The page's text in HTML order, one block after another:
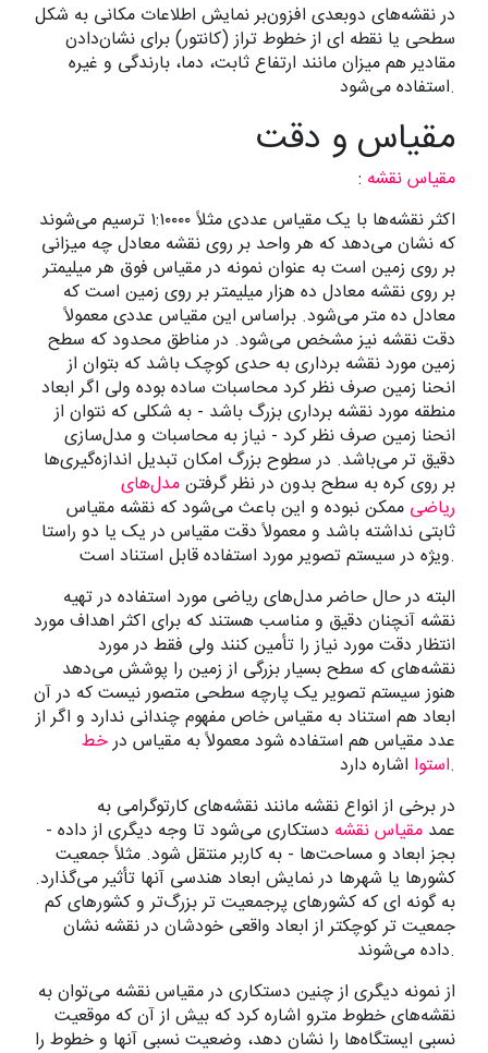
در نقشه‌های دوبعدی افزون‌بر نمایش اطلاعات مکانی به شکل
سطحی یا نقطه ای از خطوط تراز (کانتور) برای نشان‌دادن
مقادیر هم میزان مانند ارتفاع ثابت، دما، بارندگی و غیره
استفاده می‌شود.
مقیاس و دقت
: مقیاس نقشه
اکثر نقشه‌ها با یک مقیاس عددی مثلاً ۱:۱۰۰۰۰ ترسیم می‌شوند
که نشان می‌دهد که هر واحد بر روی نقشه معادل چه میزانی
بر روی زمین است به عنوان نمونه در مقیاس فوق هر میلیمتر
بر روی نقشه معادل ده هزار میلیمتر بر روی زمین است که
معادل ده متر می‌شود. براساس این مقیاس عددی معمولاً
دقت نقشه نیز مشخص می‌شود. در مناطق محدود که سطح
زمین مورد نقشه برداری به حدی کوچک باشد که بتوان از
انحنا زمین صرف نظر کرد محاسبات ساده بوده ولی اگر ابعاد
منطقه مورد نقشه برداری بزرگ باشد - به شکلی که نتوان از
انحنا زمین صرف نظر کرد - نیاز به محاسبات و مدل‌سازی
دقیق تر می‌باشد. در سطوح بزرگ امکان تبدیل اندازه‌گیری‌ها
بر روی کره به سطح بدون در نظر گرفتنمدل‌های
ریاضی ممکن نبوده و این باعث می‌شود که نقشه مقیاس
ثابتی نداشته باشد و معمولاً دقت مقیاس در یک یا دو راستا
ویژه در سیستم تصویر مورد استفاده قابل استناد است.
البته در حال حاضر مدل‌های ریاضی مورد استفاده در تهیه
نقشه آنچنان دقیق و مناسب هستند که برای اکثر اهداف مورد
انتظار دقت مورد نیاز را تأمین کنند ولی فقط در مورد
نقشه‌های که سطح بسیار بزرگی از زمین را پوشش می‌دهد
هنوز سیستم تصویر یک پارچه سطحی متصور نیست که در آن
ابعاد هم استناد به مقیاس خاص مفهوم چندانی ندارد و اگر از
عدد مقیاس هم استفاده شود معمولاً به مقیاس درخط
استوااشاره دارد.
در برخی از انواع نقشه مانند نقشه‌های کارتوگرامی به
عمد مقیاس نقشه دستکاری می‌شود تا وجه دیگری از داده -
بجز ابعاد و مساحت‌ها - به کاربر منتقل شود. مثلاً جمعیت
کشورها یا شهرها در نمایش ابعاد هندسی آنها تأثیر می‌گذارد.
به گونه ای که کشورهای پرجمعیت تر بزرگ‌تر و کشورهای کم
جمعیت تر کوچکتر از ابعاد واقعی خودشان در نقشه نشان
داده می‌شوند.
از نمونه دیگری از چنین دستکاری در مقیاس نقشه می‌توان به
نقشه‌های خطوط مترو اشاره کرد که بیش از آن که موقعیت
نسبی ایستگاه‌ها را نشان دهد، وضعیت نسبی آنها و خطوط را